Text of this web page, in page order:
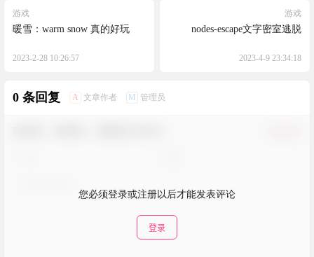
游戏
暖雪：warm snow 真的好玩
2023-2-28 10:26:57
游戏
nodes-escape文字密室逃脱
2023-4-9 23:34:18
0 条回复 A 文章作者 M 管理员
您必须登录或注册以后才能发表评论
登录